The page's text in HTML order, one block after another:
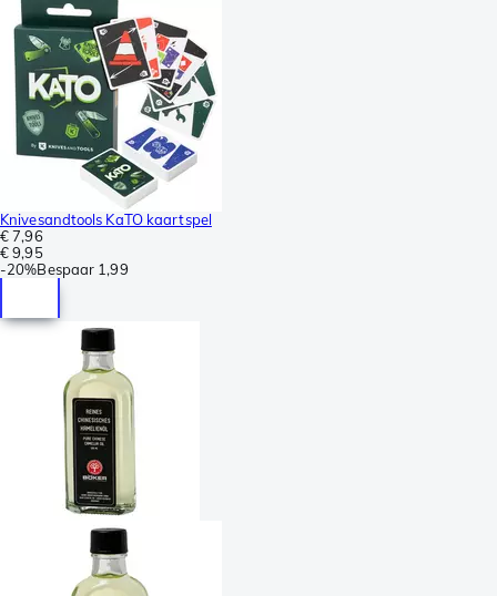
Knivesandtools KaTO kaartspel
€ 7,96
€ 9,95
-20%Bespaar 1,99